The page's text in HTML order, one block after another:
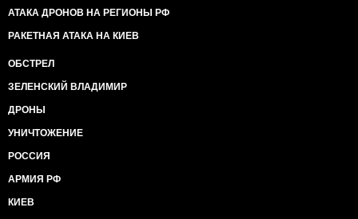
АТАКА ДРОНОВ НА РЕГИОНЫ РФ
РАКЕТНАЯ АТАКА НА КИЕВ
ОБСТРЕЛ
ЗЕЛЕНСКИЙ ВЛАДИМИР
ДРОНЫ
УНИЧТОЖЕНИЕ
РОССИЯ
АРМИЯ РФ
КИЕВ